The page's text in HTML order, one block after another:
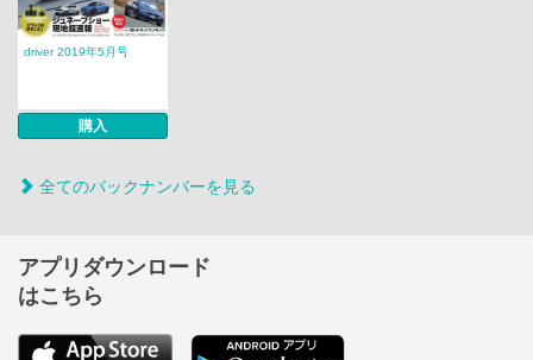
driver 2019年5月号
購入
全てのバックナンバーを見る
アプリダウンロード
はこちら